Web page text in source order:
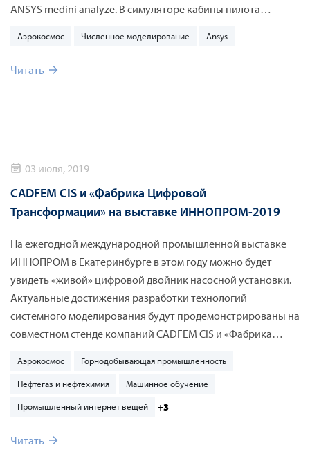
ANSYS medini analyze. В симуляторе кабины пилота
погрузиться в управление живой системной моделью
самолёта и провести тестовый полёт с помощью VR и AR.
Аэрокосмос Численное моделирование Ansys
Читать
03 июля, 2019
CADFEM CIS и «Фабрика Цифровой
Трансформации» на выставке ИННОПРОМ-2019
На ежегодной международной промышленной выставке
ИННОПРОМ в Екатеринбурге в этом году можно будет
увидеть «живой» цифровой двойник насосной установки.
Актуальные достижения разработки технологий
системного моделирования будут продемонстрированы на
совместном стенде компаний CADFEM CIS и «Фабрика
компаний познакомят посетителей с решениями ANSYS
SCADE для разработки критического встраиваемого ПО и
инженерный инструмент для анализа функциональной
портфолио лучшего в своем классе ПО для численного
Аэрокосмос Горнодобывающая промышленность
Нефтегаз и нефтехимия Машинное обучение
Промышленный интернет вещей +3
Читать